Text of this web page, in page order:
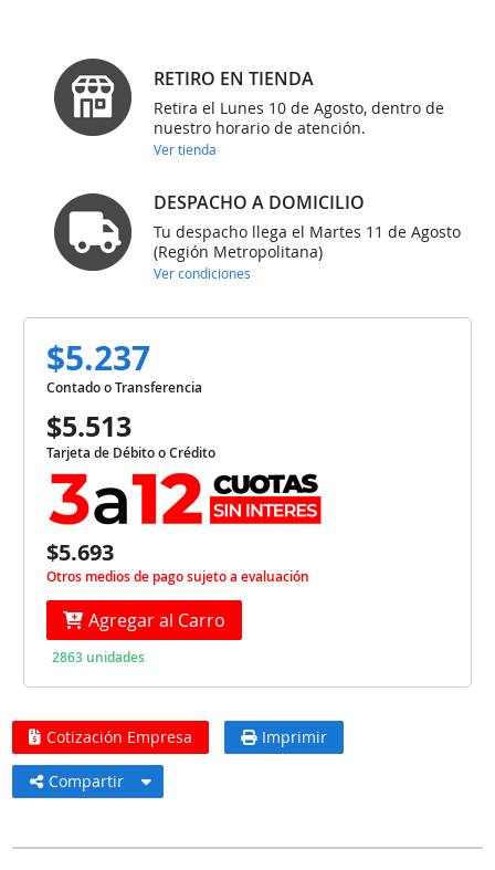
RETIRO EN TIENDA
Retira el Lunes 10 de Agosto, dentro de
nuestro horario de atención.
Ver tienda
DESPACHO A DOMICILIO
Tu despacho llega el Martes 11 de Agosto
(Región Metropolitana)
Ver condiciones
$5.237
Contado o Transferencia
$5.513
Tarjeta de Débito o Crédito
$5.693
Otros medios de pago sujeto a evaluación
Agregar al Carro
2863 unidades
Cotización Empresa Imprimir
Compartir